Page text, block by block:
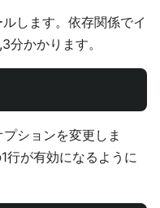
します。依存関係でイ
分かかります。
ションを変更しま
行が有効になるように